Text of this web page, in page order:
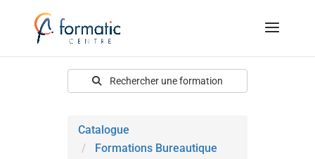
Rechercher une formation
Catalogue
Formations Bureautique